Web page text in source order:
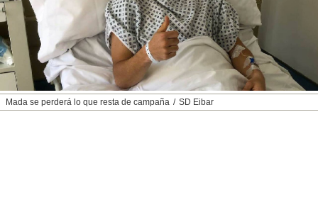
permite
seguir
coste.
ACEPTAR
Y
CONTINUAR
Mada se perderá lo que resta de campaña SD Eibar